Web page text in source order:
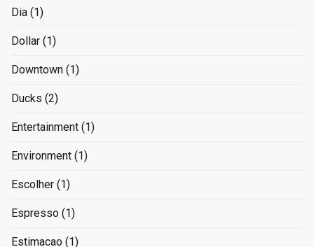
Dia (1)
Dollar (1)
Downtown (1)
Ducks (2)
Entertainment (1)
Environment (1)
Escolher (1)
Espresso (1)
Estimacao (1)